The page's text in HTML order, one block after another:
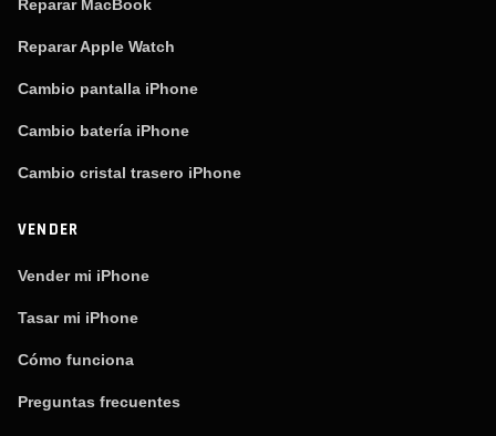
Reparar MacBook
Reparar Apple Watch
Cambio pantalla iPhone
Cambio batería iPhone
Cambio cristal trasero iPhone
VENDER
Vender mi iPhone
Tasar mi iPhone
Cómo funciona
Preguntas frecuentes